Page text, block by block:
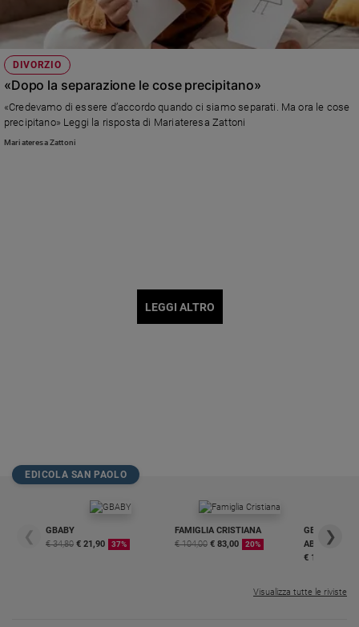
DIVORZIO
«Dopo la separazione le cose precipitano»
«Credevamo di essere d’accordo quando ci siamo separati. Ma ora le cose
precipitano» Leggi la risposta di Mariateresa Zattoni
Mariateresa Zattoni
LEGGI ALTRO
EDICOLA SAN PAOLO
❮
GBABY
€ 34,80 € 21,90 37%
FAMIGLIA CRISTIANA
€ 104,00 € 83,00 20%
GBABY
€ 16,99
❯
Visualizza tutte le riviste